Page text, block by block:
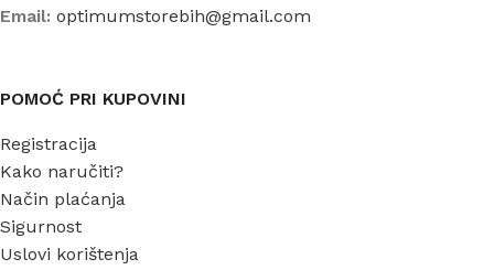
Email: optimumstorebih@gmail.com
POMOĆ PRI KUPOVINI
Registracija
Kako naručiti?
Način plaćanja
Sigurnost
Uslovi korištenja